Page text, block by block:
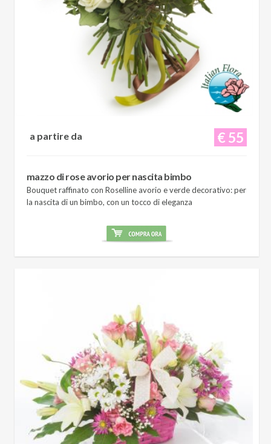
€ 55
a partire da
mazzo di rose avorio per nascita bimbo
Bouquet raffinato con Roselline avorio e verde decorativo: per
la nascita di un bimbo, con un tocco di eleganza